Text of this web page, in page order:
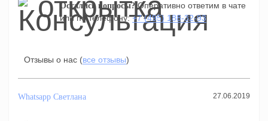
Остались вопросы? Оперативно ответим в чате
или по телефону:+7 (495) 188-32-93
Отзывы о нас (все отзывы)
Whatsapp Светлана 27.06.2019